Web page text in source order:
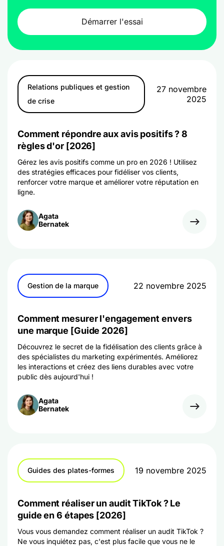
Démarrer l'essai
Relations publiques et gestion
de crise
27 novembre
2025
Comment répondre aux avis positifs ? 8
règles d'or [2026]
Gérez les avis positifs comme un pro en 2026 ! Utilisez
des stratégies efficaces pour fidéliser vos clients,
renforcer votre marque et améliorer votre réputation en
ligne.
Agata
Bernatek
Gestion de la marque 22 novembre 2025
Comment mesurer l'engagement envers
une marque [Guide 2026]
Découvrez le secret de la fidélisation des clients grâce à
des spécialistes du marketing expérimentés. Améliorez
les interactions et créez des liens durables avec votre
public dès aujourd'hui !
Agata
Bernatek
Guides des plates-formes 19 novembre 2025
Comment réaliser un audit TikTok ? Le
guide en 6 étapes [2026]
Vous vous demandez comment réaliser un audit TikTok ?
Ne vous inquiétez pas, c'est plus facile que vous ne le